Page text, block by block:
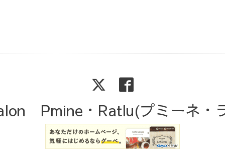
Pmine・Ratlu(プミーネ・